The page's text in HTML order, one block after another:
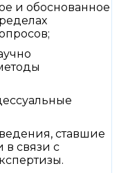
и обоснованное
ставшие
в связи с